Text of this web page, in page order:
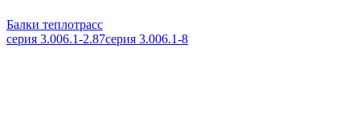
Балки теплотрасс
серия 3.006.1-2.87серия 3.006.1-8